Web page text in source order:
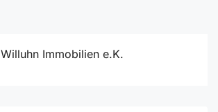
Willuhn Immobilien e.K.